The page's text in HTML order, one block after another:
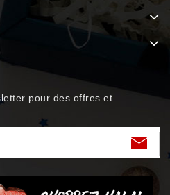
pour des offres et